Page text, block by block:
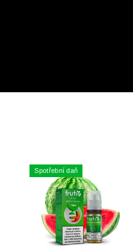
Spotřební daň